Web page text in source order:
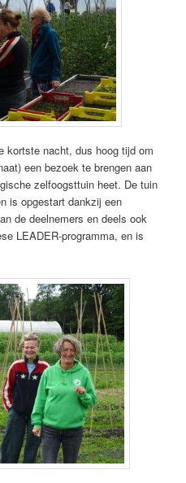
kortste nacht, dus hoog tijd om
een bezoek te brengen aan
zelfoogsttuin heet. De tuin
is opgestart dankzij een
de deelnemers en deels ook
LEADER-programma, en is